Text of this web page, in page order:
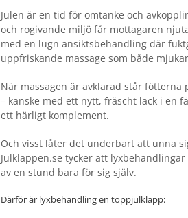
Julen är en tid för omtanke och
och rogivande miljö får mottagaren
med en lugn ansiktsbehandling där
uppfriskande massage som både
När massagen är avklarad står
– kanske med ett nytt, fräscht lack i en
ett härligt komplement.
Och visst låter det underbart att unna
Julklappen.se tycker att
av en stund bara för sig själv.
Därför är lyxbehandling en toppjulklapp: